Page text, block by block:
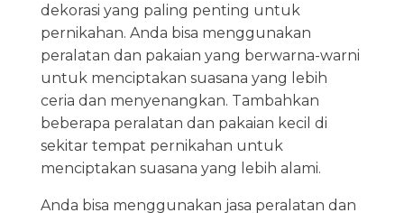
dekorasi yang paling penting untuk
pernikahan. Anda bisa menggunakan
peralatan dan pakaian yang berwarna-warni
untuk menciptakan suasana yang lebih
ceria dan menyenangkan. Tambahkan
beberapa peralatan dan pakaian kecil di
sekitar tempat pernikahan untuk
menciptakan suasana yang lebih alami.
Anda bisa menggunakan jasa peralatan dan